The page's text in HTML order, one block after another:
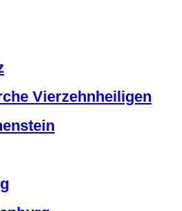
Vierzehnheiligen